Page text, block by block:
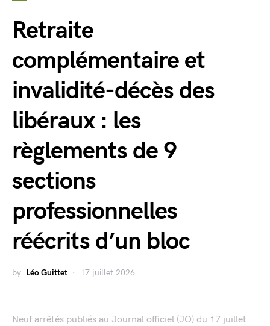
Retraite
complémentaire et
invalidité-décès des
libéraux : les
règlements de 9
sections
professionnelles
réécrits d’un bloc
by Léo Guittet 17 juillet 2026
Neuf arrêtés publiés au Journal officiel (JO) du 17 juillet